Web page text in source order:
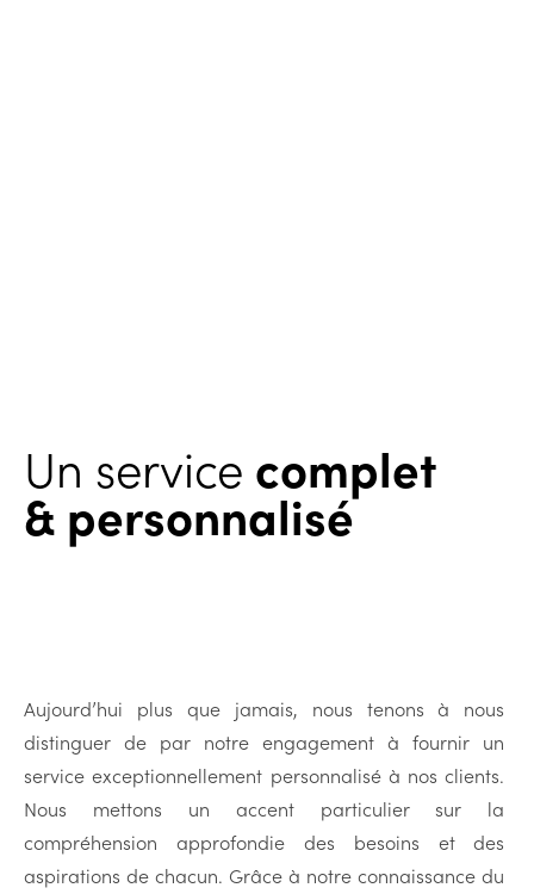
Un service complet
& personnalisé
Aujourd’hui plus que jamais, nous tenons à nous
distinguer de par notre engagement à fournir un
service exceptionnellement personnalisé à nos clients.
Nous mettons un accent particulier sur la
compréhension approfondie des besoins et des
aspirations de chacun. Grâce à notre connaissance du